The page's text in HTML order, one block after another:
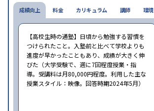
成績向上
【高校生時の通塾】日頃から勉強する習慣を
つけられたこと。入塾前と比べて学校よりも
進度が早かったこともあり、成績が大きく伸
びた（大学受験で、週に7回程度授業・指
導。受講料は月80,000円程度。利用した主な
授業スタイル：映像。回答時期2024年5月）
料金 カリキュラム 講師 環境